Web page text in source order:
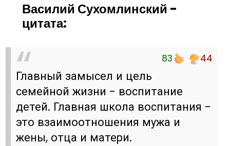
Василий Сухомлинский -
цитата:
83 44
Главный замысел и цель
семейной жизни - воспитание
детей. Главная школа воспитания -
это взаимоотношения мужа и
жены, отца и матери.